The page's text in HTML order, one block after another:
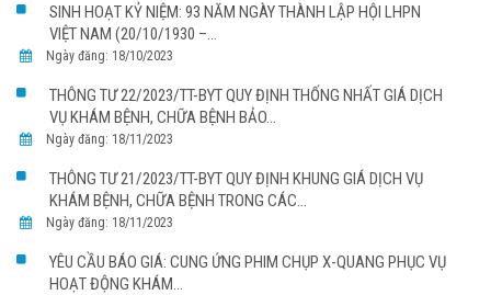
SINH HOẠT KỶ NIỆM: 93 NĂM NGÀY THÀNH LẬP HỘI LHPN
VIỆT NAM (20/10/1930 –...
Ngày đăng: 18/10/2023
THÔNG TƯ 22/2023/TT-BYT QUY ĐỊNH THỐNG NHẤT GIÁ DỊCH
VỤ KHÁM BỆNH, CHỮA BỆNH BẢO...
Ngày đăng: 18/11/2023
THÔNG TƯ 21/2023/TT-BYT QUY ĐỊNH KHUNG GIÁ DỊCH VỤ
KHÁM BỆNH, CHỮA BỆNH TRONG CÁC...
Ngày đăng: 18/11/2023
YÊU CẦU BÁO GIÁ: CUNG ỨNG PHIM CHỤP X-QUANG PHỤC VỤ
HOẠT ĐỘNG KHÁM...